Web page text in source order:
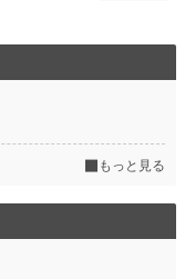
もっと見る